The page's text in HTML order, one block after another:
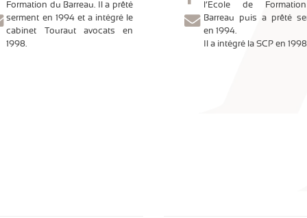
Formation du Barreau. Il a prêté
serment en 1994 et a intégré le
cabinet Touraut avocats en
1998.
l’Ecole de
Barreau puis a prêté
en 1994.
Il a intégré la SCP en